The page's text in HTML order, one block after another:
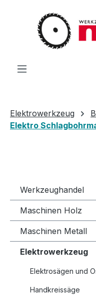
Zum Hauptinhalt
Elektrowerkzeug
Elektro
Werkzeughandel
Maschinen Holz
Maschinen Metall
Elektrowerkzeug
Elektrosägen und
Handkreissäge